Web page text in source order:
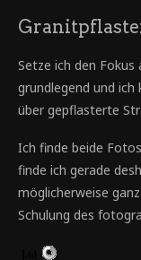
Setze ich den Fokus
grundlegend und
über gepflasterte
Ich finde beide
finde ich gerade
möglicherweise
Schulung des